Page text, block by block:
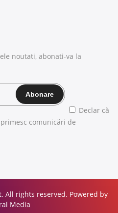
noutati, abonati-va la
Declar că
comunicări de
All rights reserved. Powered by
Media